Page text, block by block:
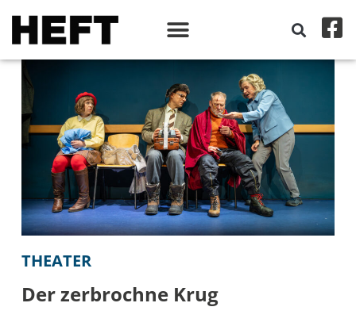
THEATER
Der zerbrochne Krug